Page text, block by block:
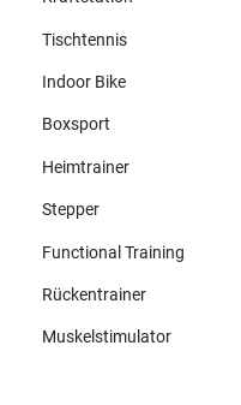
Tischtennis
Indoor Bike
Boxsport
Heimtrainer
Stepper
Functional Training
Rückentrainer
Muskelstimulator